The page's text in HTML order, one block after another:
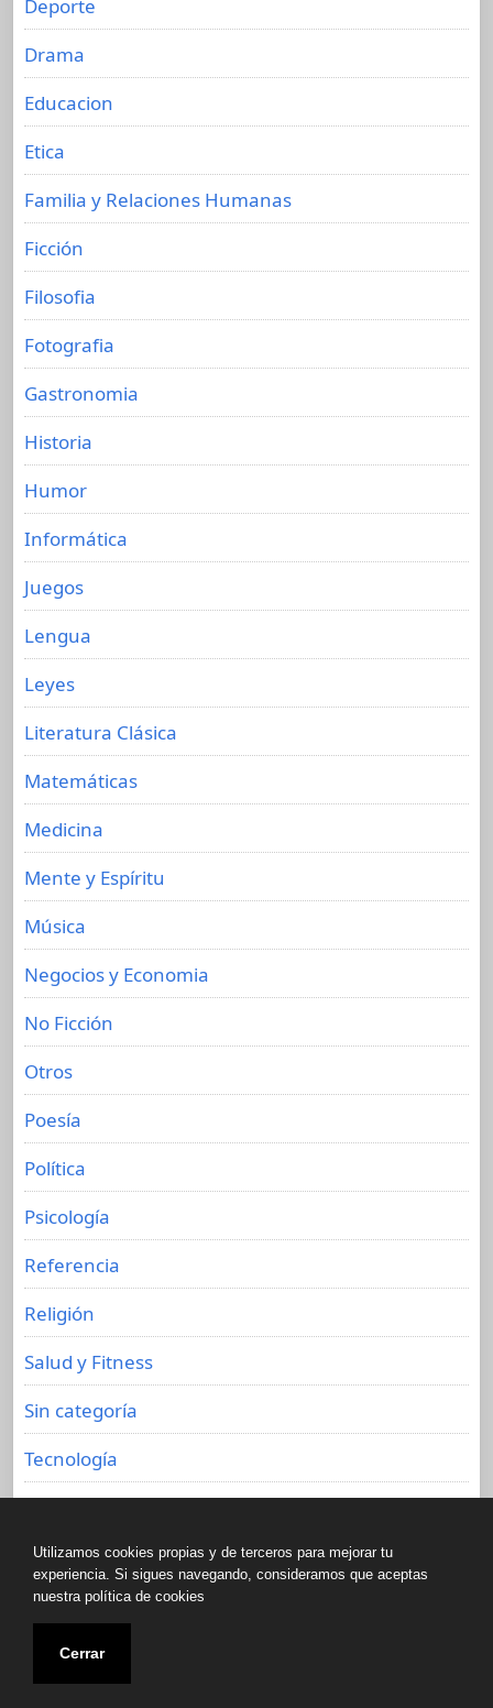
Deporte
Drama
Educacion
Etica
Familia y Relaciones Humanas
Ficción
Filosofia
Fotografia
Gastronomia
Historia
Humor
Informática
Juegos
Lengua
Leyes
Literatura Clásica
Matemáticas
Medicina
Mente y Espíritu
Música
Negocios y Economia
No Ficción
Otros
Poesía
Política
Psicología
Referencia
Religión
Salud y Fitness
Sin categoría
Tecnología
Copyright © All rights reserved.
Biblioteca de libros olvidados 2020
Utilizamos cookies propias y de terceros para mejorar tu
experiencia. Si sigues navegando, consideramos que aceptas
nuestra política de cookies
Cerrar